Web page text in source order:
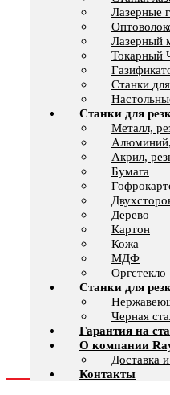
Лазерные
Лазерный
Токарный
Cтанки
Станки для
Металл,
Алюминий,
Акрил,
Бумага
Дерево
Картон
Кожа
МДФ
Оргстекло
Станки для
Черная
Гарантия на
О компании
Доставка
Контакты